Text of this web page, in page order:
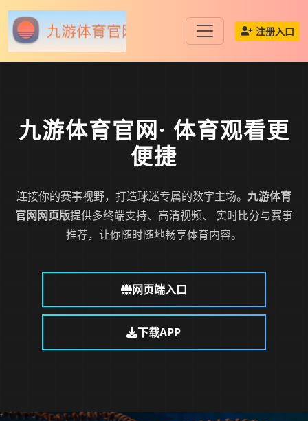
注册入口
九游体育官网· 体育观看更
便捷
连接你的赛事视野，打造球迷专属的数字主场。 九游体育
官网网页版提供多终端支持、高清视频、 实时比分与赛事
推荐，让你随时随地畅享体育内容。
网页端入口
下载APP